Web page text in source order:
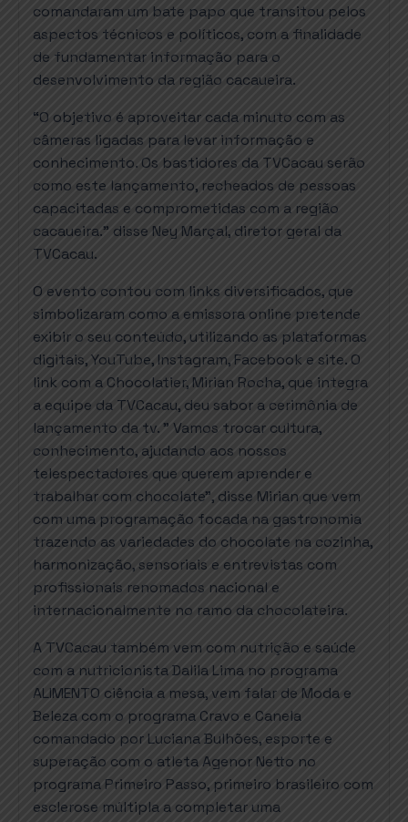
comandaram um bate papo que transitou pelos
aspectos técnicos e políticos, com a finalidade
de fundamentar informação para o
desenvolvimento da região cacaueira.
“O objetivo é aproveitar cada minuto com as
câmeras ligadas para levar informação e
conhecimento. Os bastidores da TVCacau serão
como este lançamento, recheados de pessoas
capacitadas e comprometidas com a região
cacaueira.” disse Ney Marçal, diretor geral da
TVCacau.
O evento contou com links diversificados, que
simbolizaram como a emissora online pretende
exibir o seu conteúdo, utilizando as plataformas
digitais, YouTube, Instagram, Facebook e site. O
link com a Chocolatier, Mirian Rocha, que integra
a equipe da TVCacau, deu sabor a cerimônia de
lançamento da tv. ” Vamos trocar cultura,
conhecimento, ajudando aos nossos
telespectadores que querem aprender e
trabalhar com chocolate”, disse Mirian que vem
com uma programação focada na gastronomia
trazendo as variedades do chocolate na cozinha,
harmonização, sensoriais e entrevistas com
profissionais renomados nacional e
internacionalmente no ramo da chocolateira.
A TVCacau também vem com nutrição e saúde
com a nutricionista Dalila Lima no programa
ALIMENTO ciência a mesa, vem falar de Moda e
Beleza com o programa Cravo e Canela
comandado por Luciana Bulhões, esporte e
superação com o atleta Agenor Netto no
programa Primeiro Passo, primeiro brasileiro com
esclerose múltipla a completar uma